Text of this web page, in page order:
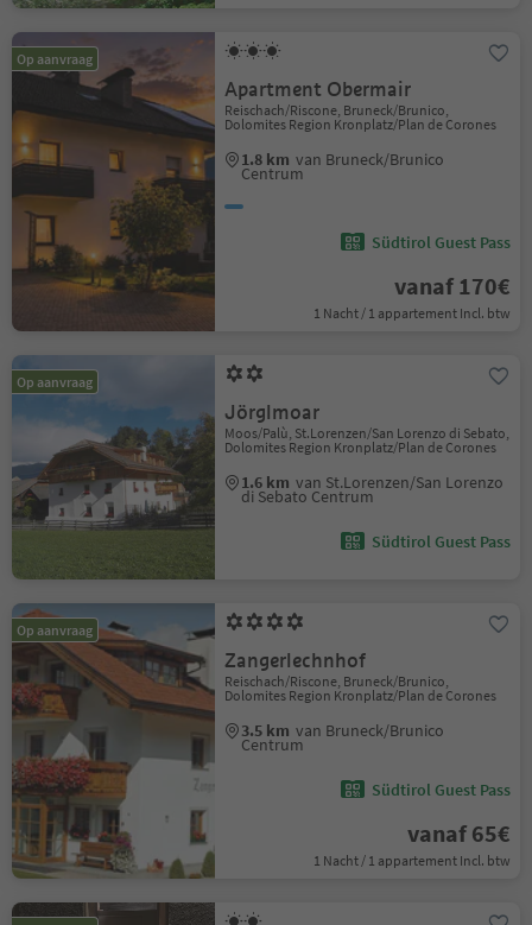
Op aanvraag
Apartment Obermair
Reischach/Riscone, Bruneck/Brunico,
Dolomites Region Kronplatz/Plan de Corones
1.8 km van Bruneck/Brunico
Centrum
Südtirol Guest Pass
vanaf 170€
1 Nacht / 1 appartement Incl. btw
Op aanvraag
Jörglmoar
Moos/Palù, St.Lorenzen/San Lorenzo di Sebato,
Dolomites Region Kronplatz/Plan de Corones
1.6 km van St.Lorenzen/San Lorenzo
di Sebato Centrum
Südtirol Guest Pass
Op aanvraag
Zangerlechnhof
Reischach/Riscone, Bruneck/Brunico,
Dolomites Region Kronplatz/Plan de Corones
3.5 km van Bruneck/Brunico
Centrum
Südtirol Guest Pass
vanaf 65€
1 Nacht / 1 appartement Incl. btw